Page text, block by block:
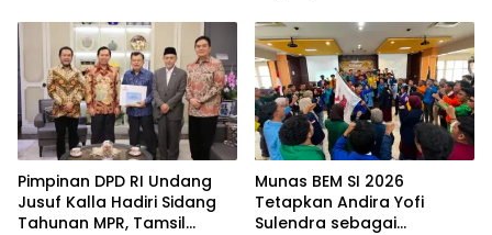
kepada Petani Desa
Baruga
Indonesia Timur Ikut
Dirugikan
Pimpinan DPD RI Undang
Jusuf Kalla Hadiri Sidang
Tahunan MPR, Tamsil
Munas BEM SI 2026
Tetapkan Andira Yofi
Sulendra sebagai